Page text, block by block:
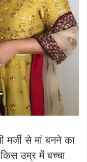
मर्जी से मां बनने का
उम्र में बच्चा